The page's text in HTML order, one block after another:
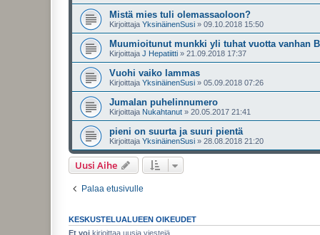
Mistä mies tuli olemassaoloon?
Kirjoittaja YksinäinenSusi » 09.10.2018 15:50
Muumioitunut munkki yli tuhat vuotta vanhan
Kirjoittaja J Hepatiitti » 21.09.2018 17:37
Vuohi vaiko lammas
Kirjoittaja YksinäinenSusi » 05.09.2018 07:26
Jumalan puhelinnumero
Kirjoittaja Nukahtanut » 20.05.2017 21:41
pieni on suurta ja suuri pientä
Kirjoittaja YksinäinenSusi » 28.08.2018 21:20
Uusi Aihe
Palaa etusivulle
KESKUSTELUALUEEN OIKEUDET
Et voi kirjoittaa uusia viestejä